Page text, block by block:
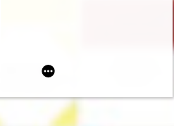
Chopina i początek polskiej